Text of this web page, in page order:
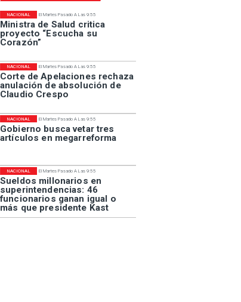
El Martes Pasado A Las 9:55
Ministra de Salud critica
proyecto “Escucha su
Corazón”
NACIONAL
El Martes Pasado A Las 9:55
Corte de Apelaciones rechaza
anulación de absolución de
Claudio Crespo
NACIONAL
El Martes Pasado A Las 9:55
Gobierno busca vetar tres
artículos en megarreforma
NACIONAL
El Martes Pasado A Las 9:55
Sueldos millonarios en
superintendencias: 46
funcionarios ganan igual o
más que presidente Kast
NACIONAL